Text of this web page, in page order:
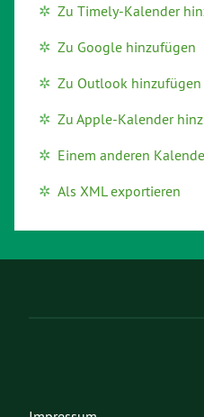
Zu Timely-Kalender
Zu Google hinzufügen
Zu Outlook hinzufügen
Zu Apple-Kalender
Einem anderen
Als XML exportieren